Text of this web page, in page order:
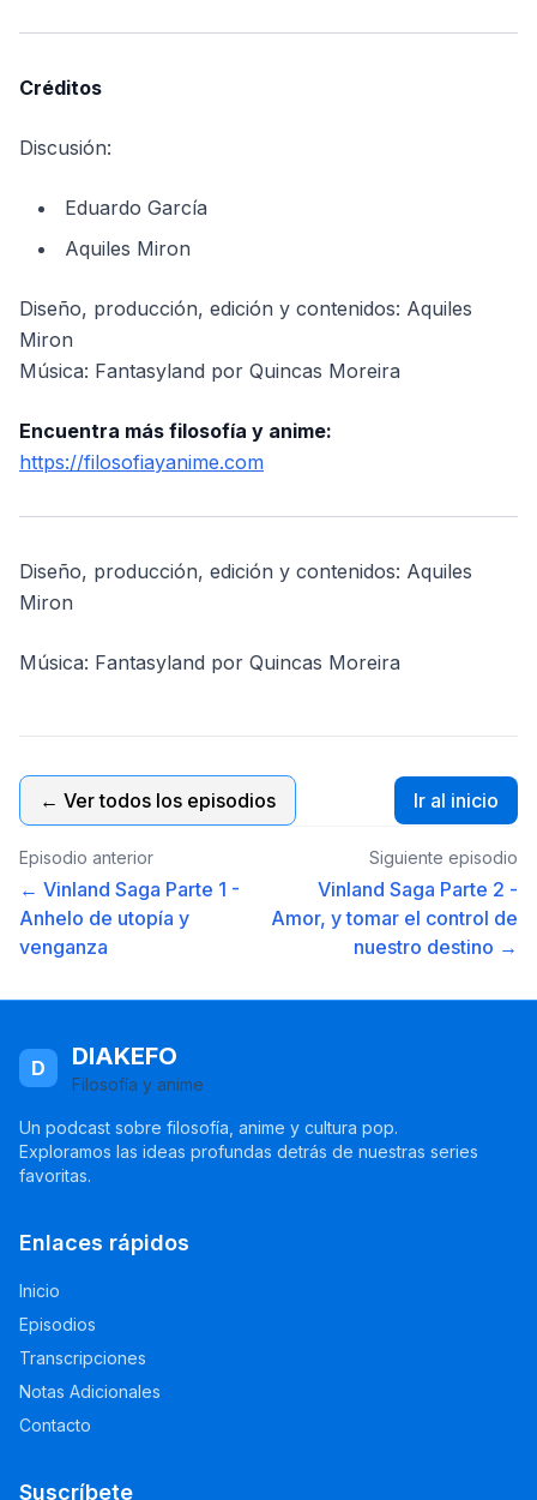
Créditos
Discusión:
Eduardo García
Aquiles Miron
Diseño, producción, edición y contenidos: Aquiles
Miron
Música: Fantasyland por Quincas Moreira
Encuentra más filosofía y anime:
https://filosofiayanime.com
Diseño, producción, edición y contenidos: Aquiles
Miron
Música: Fantasyland por Quincas Moreira
← Ver todos los episodios Ir al inicio
Episodio anterior
← Vinland Saga Parte 1 -
Anhelo de utopía y
venganza
Siguiente episodio
Vinland Saga Parte 2 -
Amor, y tomar el control de
nuestro destino →
D DIAKEFO
Filosofía y anime
Un podcast sobre filosofía, anime y cultura pop.
Exploramos las ideas profundas detrás de nuestras series
favoritas.
Enlaces rápidos
Inicio
Episodios
Transcripciones
Notas Adicionales
Contacto
Suscríbete